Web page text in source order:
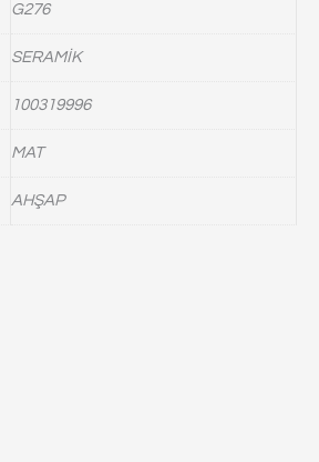
G276
SERAMİK
100319996
MAT
AHŞAP